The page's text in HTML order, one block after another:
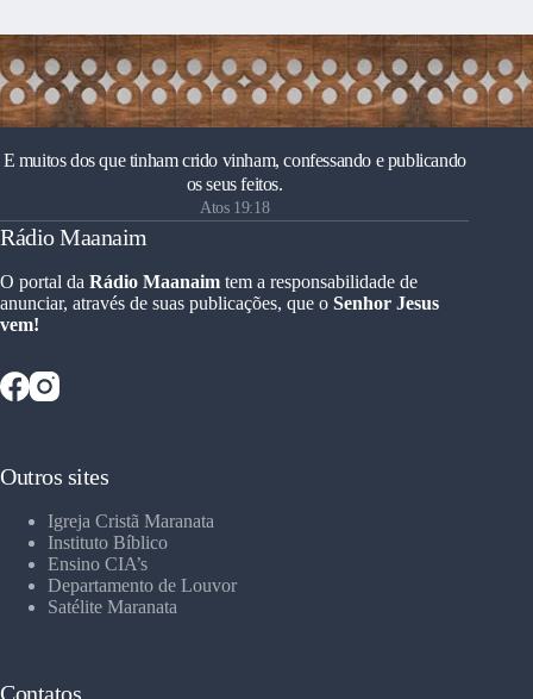
E muitos dos que tinham crido vinham, confessando e publicando
os seus feitos.
Atos 19:18
Rádio Maanaim
O portal da Rádio Maanaim tem a responsabilidade de
anunciar, através de suas publicações, que o Senhor Jesus
vem!
Outros sites
Igreja Cristã Maranata
Instituto Bíblico
Ensino CIA’s
Departamento de Louvor
Satélite Maranata
Contatos